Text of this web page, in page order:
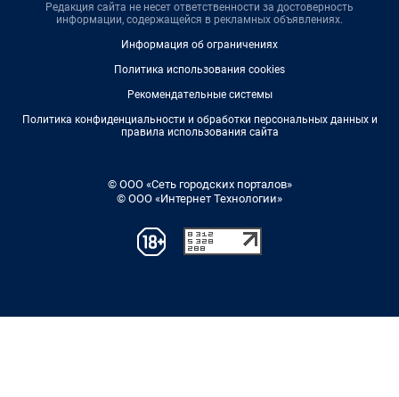
Редакция сайта не несет ответственности за достоверность
информации, содержащейся в рекламных объявлениях.
Информация об ограничениях
Политика использования cookies
Рекомендательные системы
Политика конфиденциальности и обработки персональных данных и
правила использования сайта
© ООО «Сеть городских порталов»
© ООО «Интернет Технологии»